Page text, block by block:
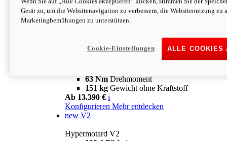
63 NmDrehmoment
151 kgGewicht ohne Kraftstoff
Ab 13.890 € i
63 Nm Drehmoment
151 kg Gewicht ohne Kraftstoff
Ab 13.390 € i
Konfigurieren Mehr entdecken
new V2
Hypermotard V2
Gerät zu, um die Websitenavigation zu verbessern, die Websitenutzung zu
Marketingbemühungen zu unterstützen.
ALLE COOKIES
Cookie-Einstellungen